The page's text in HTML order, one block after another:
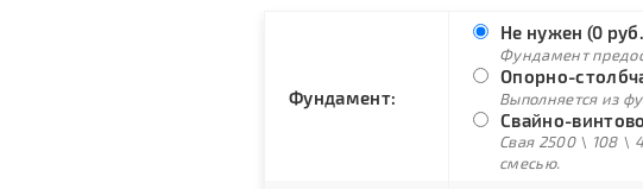
Фундамент:
Не нужен (0
Фундамент
Опорно-
Выполняется из
Свайно-
Свая 2500 \ 108 \
смесью.